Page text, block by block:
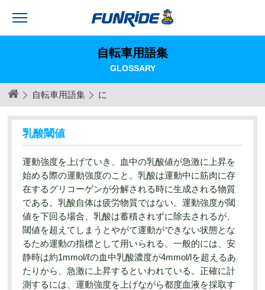
自転車用語集
GLOSSARY
自転車用語集 に
乳酸閾値
運動強度を上げていき、血中の乳酸値が急激に上昇を
始める際の運動強度のこと。乳酸は運動中に筋肉に存
在するグリコーゲンが分解される時に生成される物質
である。乳酸自体は疲労物質ではない。運動強度が閾
値を下回る場合、乳酸は蓄積されずに除去されるが、
閾値を超えてしまうとやがて運動ができない状態とな
るため運動の指標として用いられる。一般的には、安
静時は約1mmol/ℓの血中乳酸濃度が4mmol/lを超えるあ
たりから、急激に上昇するといわれている。正確に計
測するには、運動強度を上げながら都度血液を採取す